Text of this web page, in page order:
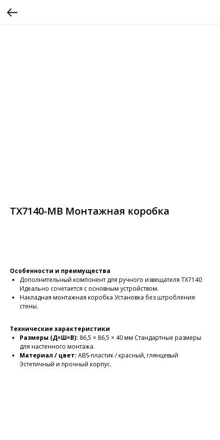
TX7140-MB Монтажная коробка
Особенности и преимущества
Дополнительный компонент для ручного извещателя TX7140
Идеально сочетается с основным устройством.
Накладная монтажная коробка Установка без штробления
стены.
Технические характеристики
Размеры (Д×Ш×В): 86,5 × 86,5 × 40 мм Стандартные размеры
для настенного монтажа.
Материал / цвет: ABS-пластик / красный, глянцевый
Эстетичный и прочный корпус.